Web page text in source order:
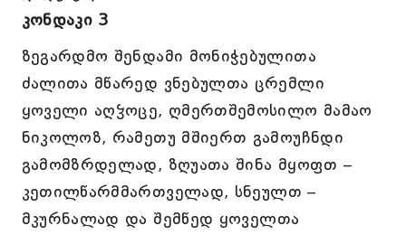
კონდაკი 3
ზეგარდმო შენდამი მონიჭებულითა
ძალითა მწარედ ვნებულთა ცრემლი
ყოველი აღჴოცე, ღმერთშემოსილო მამაო
ნიკოლოზ, რამეთუ მშიერთ გამოუჩნდი
გამომზრდელად, ზღუათა შინა მყოფთ –
კეთილწარმმართველად, სნეულთ –
მკურნალად და შემწედ ყოველთა